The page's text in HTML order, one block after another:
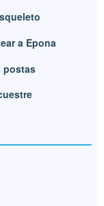
a Epona
postas